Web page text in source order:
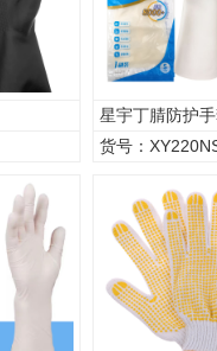
星宇丁腈防护
货号：